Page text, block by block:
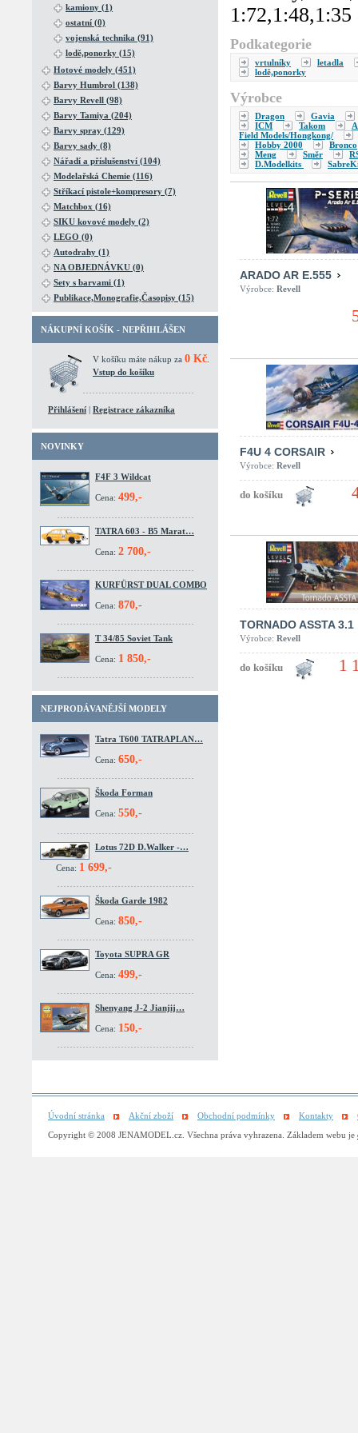
kamiony (1)
ostatní (0)
vojenská technika (91)
lodě,ponorky (15)
Hotové modely (451)
Barvy Humbrol (138)
Barvy Revell (98)
Barvy Tamiya (204)
Barvy spray (129)
Barvy sady (8)
Nářadí a příslušenství (104)
Modelařská Chemie (116)
Stříkací pistole+kompresory (7)
Matchbox (16)
SIKU kovové modely (2)
LEGO (0)
Autodrahy (1)
NA OBJEDNÁVKU (0)
Sety s barvami (1)
Publikace,Monografie,Časopisy (15)
NÁKUPNÍ KOŠÍK - NEPŘIHLÁŠEN
V košíku máte nákup za 0 Kč
Vstup do košíku
Přihlášení | Registrace zákazníka
NOVINKY
F4F 3 Wildcat
Cena: 499,-
TATRA 603 - B5 Marat…
Cena: 2 700,-
KURFÜRST DUAL COMBO
Cena: 870,-
T 34/85 Soviet Tank
Cena: 1 850,-
NEJPRODÁVANĚJŠÍ MODELY
Tatra T600 TATRAPLAN…
Cena: 650,-
Škoda Forman
Cena: 550,-
Lotus 72D D.Walker -…
Cena: 1 699,-
Škoda Garde 1982
Cena: 850,-
Toyota SUPRA GR
Cena: 499,-
Shenyang J-2 Jianjij…
Cena: 150,-
1:72,1:48,1:35
Podkategorie
vrtulníky
letadla
lodě,ponorky
Výrobce
Dragon
Gavia
ICM
Takom
Field Models/Hongkong/
Hobby 2000
Bronco
Meng
Směr
D.Modelkits
ARADO AR E.555
Výrobce: Revell
F4U 4 CORSAIR
Výrobce: Revell
TORNADO ASSTA 3.1
Výrobce: Revell
1
Úvodní stránka Akční zboží Obchodní podmínky Kontakty
Copyright © 2008 JENAMODEL.cz. Všechna práva vyhrazena. Základem webu je